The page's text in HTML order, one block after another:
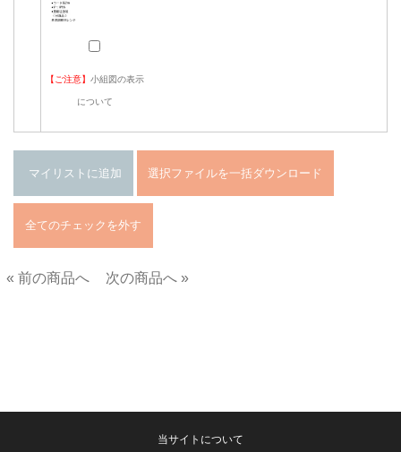
【ご注意】 小組図の表示
について
« 前の商品へ
次の商品へ »
当サイトについて